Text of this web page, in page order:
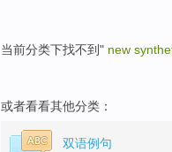
当前分类下找不到" new
或者看看其他分类：
双语例句